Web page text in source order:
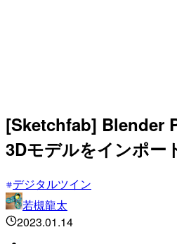
[Sketchfab] Blender
3Dモデルをインポー
デジタルツイン
若槻龍太
2023.01.14